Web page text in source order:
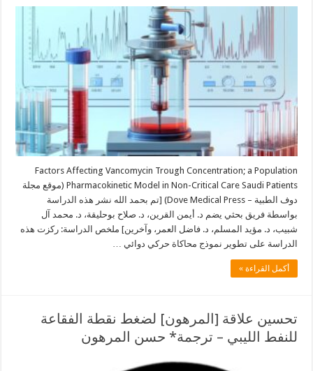
Factors Affecting Vancomycin Trough Concentration; a Population
Pharmacokinetic Model in Non-Critical Care Saudi Patients (موقع مجلة
دوف الطبية – Dove Medical Press) [تم بحمد الله نشر هذه الدراسة
بواسطة فريق بحثي يضم د. أيمن القرين، د. صلاح بوحليقة، د. محمد آل
شبيب، د. مؤيد المسلم، د. فاضل العمر، وآخرين] ملخص الدراسة: ركزت هذه
الدراسة على تطوير نموذج محاكاة حركي دوائي …
أكمل القراءة »
تحسين علاقة [المرهون] لضغط نقطة الفقاعة
للنفط الليبي – ترجمة* حسن المرهون